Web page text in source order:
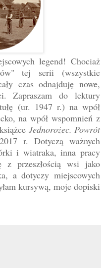
legend! Chociaż
tej serii (wszystkie
czas odnajduję nowe,
Zapraszam do lektury
(ur. 1947 r.) na wpół
na wpół wspomnień z
Jednorożec. Powrót
r. Dotyczą ważnych
i wiatraka, inna pracy
przeszłością wsi jako
a dotyczy miejscowych
kursywą, moje dopiski